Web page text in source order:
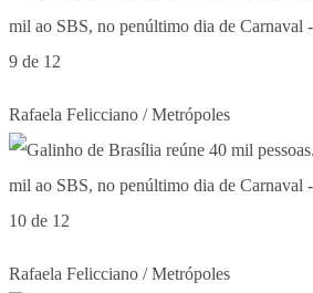
9 de 12
Rafaela Felicciano / Metrópoles
10 de 12
Rafaela Felicciano / Metrópoles